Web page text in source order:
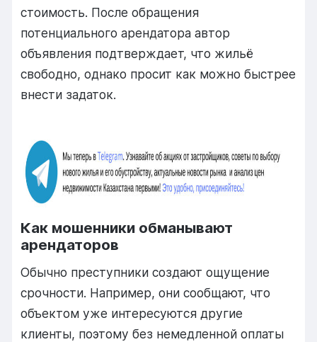
стоимость. После обращения
потенциального арендатора автор
объявления подтверждает, что жильё
свободно, однако просит как можно быстрее
внести задаток.
Как мошенники обманывают
арендаторов
Обычно преступники создают ощущение
срочности. Например, они сообщают, что
объектом уже интересуются другие
клиенты, поэтому без немедленной оплаты